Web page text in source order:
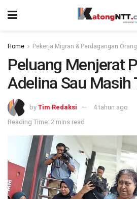
Home Pekerja Migran & Perdagangan Orang
Peluang Menjerat
Adelina Sau Masih
by Tim Redaksi
4 tahun ago
Reading Time: 2 mins read